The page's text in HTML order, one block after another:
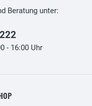
Beratung unter:
- 16:00 Uhr